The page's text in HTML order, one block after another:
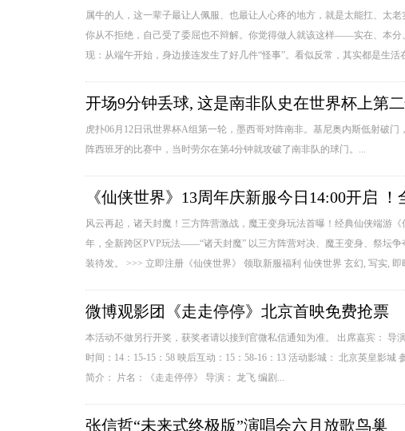
属牛的人，这一辈子最让人佩服、也最让人心疼的地方，就是太能扛、太
你从不拒绝，自己受了委屈也不辩解。你觉得做人就该这样——实在、本
现：从端午开始，身边接连发生了好几件“怪事”。看似反常，其实都是生
开场9分钟丢球, 这是南非队史在世界杯上第
虎扑06月12日讯世界杯A组第一轮，墨西哥对阵南非。基尼奥内斯低射破
阵西班牙的比赛中，当时劳尔在第4分钟就攻破了南非队的球门。...
《仙侠世界》13周年庆新服今日14:00开启 ！
风云再起，诸天封魔！三方阵营激战，魔王变身玩法首曝！经典仙侠端游
年，全新跨区PVP玩法——“诸天封魔” 以三方阵营对决、魔王变身、祭坛
装待发。 >>> 立即注册《仙侠世界》 领取新服福利 仙侠世界 玄幻, 写实, 即
微博观影团《走走停停》北京首映免费抢票
本活动不做另行开奖，获奖者请以接到官微私信通知为准。 出席嘉宾： 导
时间：14：15-15：58 映后互动：15：58-16：13 活动影城： 北京英皇影
简介： 片名：《走走停停》 导演： 龙飞 编剧...
张信哲“未来式终极版”演唱会六月放歌鸟巢